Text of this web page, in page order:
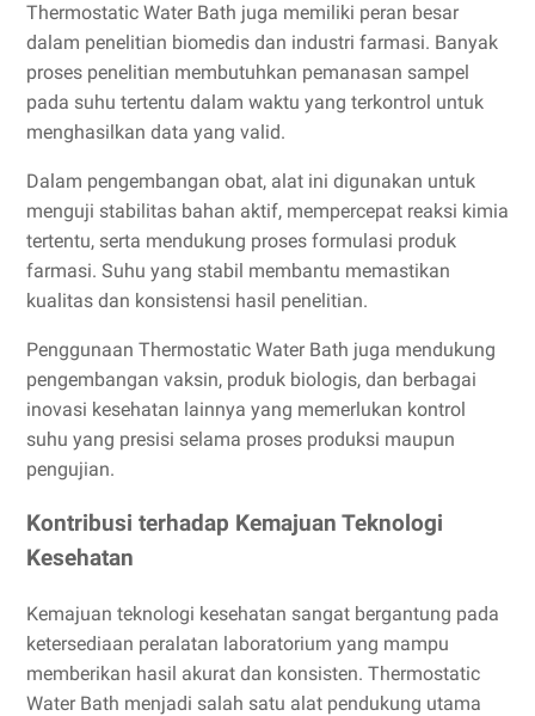
Thermostatic Water Bath juga memiliki peran besar
dalam penelitian biomedis dan industri farmasi. Banyak
proses penelitian membutuhkan pemanasan sampel
pada suhu tertentu dalam waktu yang terkontrol untuk
menghasilkan data yang valid.
Dalam pengembangan obat, alat ini digunakan untuk
menguji stabilitas bahan aktif, mempercepat reaksi kimia
tertentu, serta mendukung proses formulasi produk
farmasi. Suhu yang stabil membantu memastikan
kualitas dan konsistensi hasil penelitian.
Penggunaan Thermostatic Water Bath juga mendukung
pengembangan vaksin, produk biologis, dan berbagai
inovasi kesehatan lainnya yang memerlukan kontrol
suhu yang presisi selama proses produksi maupun
pengujian.
Kontribusi terhadap Kemajuan Teknologi
Kesehatan
Kemajuan teknologi kesehatan sangat bergantung pada
ketersediaan peralatan laboratorium yang mampu
memberikan hasil akurat dan konsisten. Thermostatic
Water Bath menjadi salah satu alat pendukung utama